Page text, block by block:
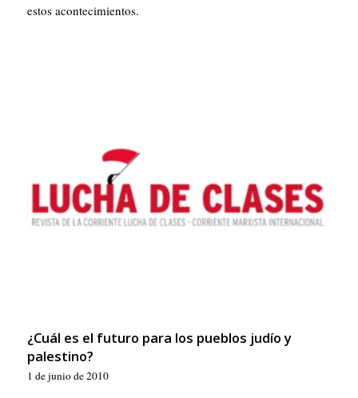
estos acontecimientos.
¿Cuál es el futuro para los pueblos judío y
palestino?
1 de junio de 2010